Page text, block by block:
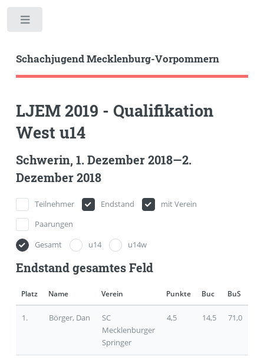
Schachjugend Mecklenburg-Vorpommern
LJEM 2019 - Qualifikation
West u14
Schwerin, 1. Dezember 2018—2.
Dezember 2018
Teilnehmer Endstand
mit Verein
Paarungen
Gesamt
u14 u14w
Endstand gesamtes Feld
Platz Name Verein Punkte Buc BuS
1. Börger, Dan
SC
Mecklenburger
Springer
4,5 14,5 71,0